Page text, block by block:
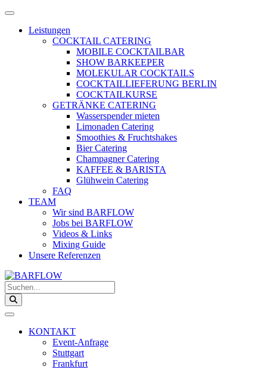
Zum
springen
Menü
öffnenLeistungen
COCKTAIL CATERING
MOBILE COCKTAILBAR
SHOW BARKEEPER
MOLEKULAR COCKTAILS
COCKTAILLIEFERUNG BERLIN
COCKTAILKURSE
GETRÄNKE CATERING
Wasserspender mieten
Limonaden Catering
Smoothies & Fruchtshakes
Bier Catering
Champagner Catering
KAFFEE & BARISTA
Glühwein Catering
FAQ
TEAM
Wir sind BARFLOW
Jobs bei BARFLOW
Videos & Links
Mixing Guide
Unsere Referenzen
Suchen...
KONTAKT
Event-Anfrage
Stuttgart
Frankfurt